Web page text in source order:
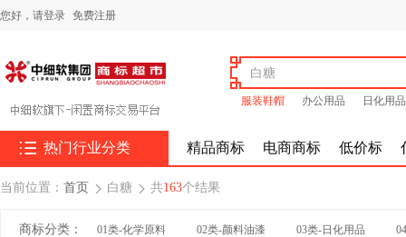
您好， 请登录 免费注册
服装鞋帽 办公用品 日化用品
 热门行业分类 精品商标 电商商标 低价标
当前位置： 首页  白糖  共163个结果
商标分类： 01类-化学原料 02类-颜料油漆 03类-日化用品